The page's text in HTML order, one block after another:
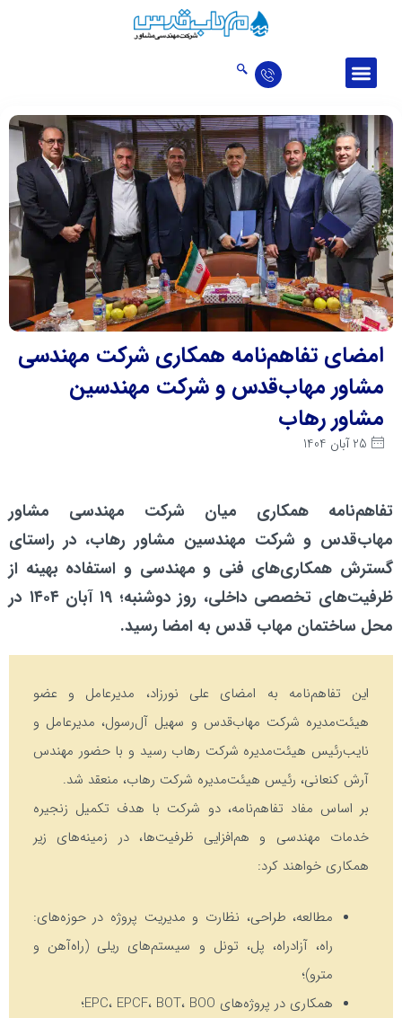
امضای تفاهم‌نامه همکاری شرکت مهندسی
مشاور مهاب‌قدس و شرکت مهندسین
مشاور رهاب
25 آبان 1404
تفاهم‌نامه همکاری میان شرکت مهندسی مشاور
مهاب‌قدس و شرکت مهندسین مشاور رهاب، در راستای
گسترش همکاری‌های فنی و مهندسی و استفاده بهینه از
ظرفیت‌های تخصصی داخلی، روز دوشنبه؛ ۱۹ آبان ۱۴۰۴ در
محل ساختمان مهاب قدس به امضا رسید.
این تفاهم‌نامه به امضای علی نورزاد، مدیرعامل و عضو
هیئت‌مدیره شرکت مهاب‌قدس و سهیل آل‌رسول، مدیرعامل و
نایب‌رئیس هیئت‌مدیره شرکت رهاب رسید و با حضور مهندس
آرش کنعانی، رئیس هیئت‌مدیره شرکت رهاب، منعقد شد.
بر اساس مفاد تفاهم‌نامه، دو شرکت با هدف تکمیل زنجیره
خدمات مهندسی و هم‌افزایی ظرفیت‌ها، در زمینه‌های زیر
همکاری خواهند کرد:
مطالعه، طراحی، نظارت و مدیریت پروژه در حوزه‌های:
راه، آزادراه، پل، تونل و سیستم‌های ریلی (راه‌آهن و
مترو)؛
همکاری در پروژه‌های EPC، EPCF، BOT، BOO؛